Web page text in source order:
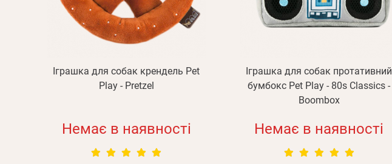
Іграшка для собак крендель Pet
Play - Pretzel
Немає в наявності
Іграшка для собак протативний
бумбокс Pet Play - 80s Classics -
Boombox
Немає в наявності